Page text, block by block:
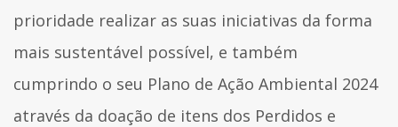
prioridade realizar as suas iniciativas da forma
mais sustentável possível, e também
cumprindo o seu Plano de Ação Ambiental 2024
através da doação de itens dos Perdidos e